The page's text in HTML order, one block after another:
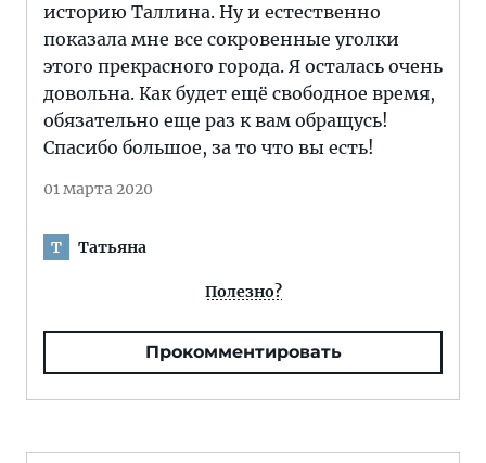
историю Таллина. Ну и естественно
показала мне все сокровенные уголки
этого прекрасного города. Я осталась очень
довольна. Как будет ещё свободное время,
обязательно еще раз к вам обращусь!
Спасибо большое, за то что вы есть!
01 марта 2020
Т Татьяна
Полезно?
Прокомментировать